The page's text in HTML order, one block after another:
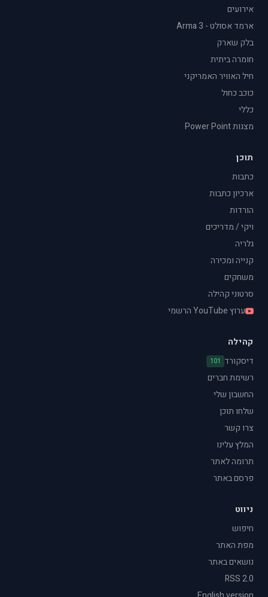
אירועים
ארמד אסולט - Arma 3
בלק שארק
חומרה ביתית
חיל האוויר האמריקני
כוכב כחול
כללי
מצגות Power Point
תוכן
כתבות
ארכיון כתבות
הורדות
ויקי / מדריכים
גלריה
קנייה ומכירה
משחקים
סרטוני קהילה
ערוץ YouTube הרשמי
קהילה
דיסקורד
101
רשימת חברים
החשבון שלי
שלחו תוכן
צרו קשר
המלץ עלינו
תרומה לאתר
פרסם באתר
ניווט
חיפוש
מפת האתר
נושאים באתר
RSS 2.0